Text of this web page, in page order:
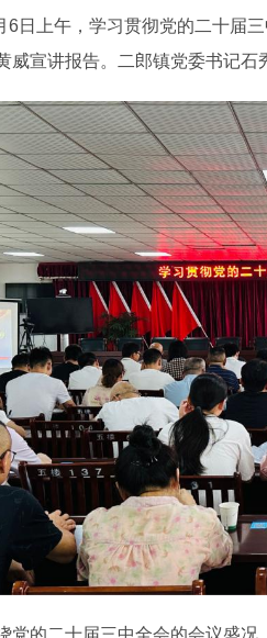
6日上午，学习贯彻党的二十届
威宣讲报告。二郎镇党委书记
的二十届三中全会的会议盛况